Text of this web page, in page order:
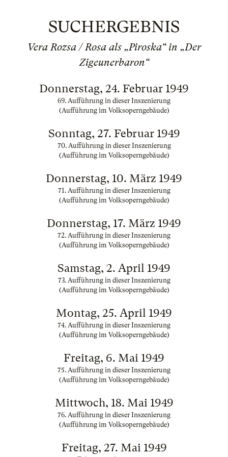
SUCHERGEBNIS
Vera Rozsa / Rosa als „Piroska“ in „Der
Zigeunerbaron“
Donnerstag, 24. Februar 1949
69. Aufführung in dieser Inszenierung
(Aufführung im Volksoperngebäude)
Sonntag, 27. Februar 1949
70. Aufführung in dieser Inszenierung
(Aufführung im Volksoperngebäude)
Donnerstag, 10. März 1949
71. Aufführung in dieser Inszenierung
(Aufführung im Volksoperngebäude)
Donnerstag, 17. März 1949
72. Aufführung in dieser Inszenierung
(Aufführung im Volksoperngebäude)
Samstag, 2. April 1949
73. Aufführung in dieser Inszenierung
(Aufführung im Volksoperngebäude)
Montag, 25. April 1949
74. Aufführung in dieser Inszenierung
(Aufführung im Volksoperngebäude)
Freitag, 6. Mai 1949
75. Aufführung in dieser Inszenierung
(Aufführung im Volksoperngebäude)
Mittwoch, 18. Mai 1949
76. Aufführung in dieser Inszenierung
(Aufführung im Volksoperngebäude)
Freitag, 27. Mai 1949